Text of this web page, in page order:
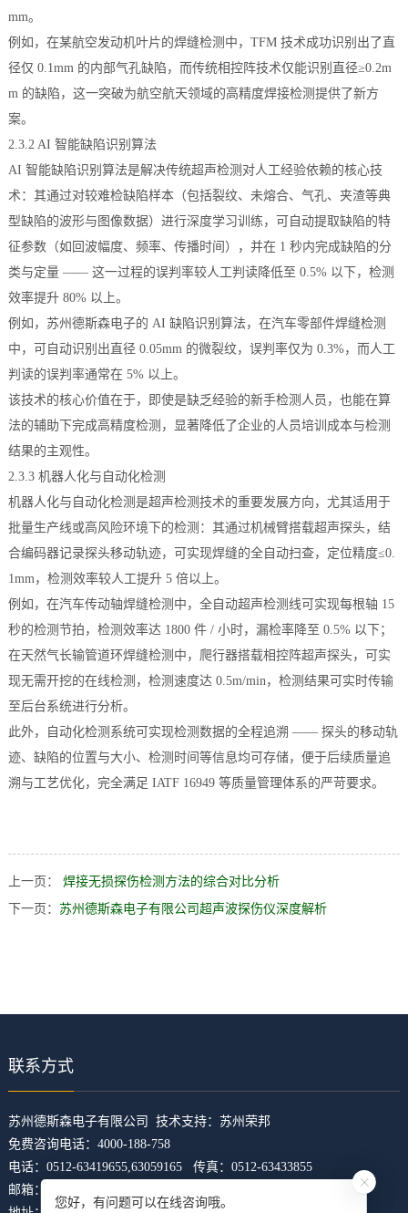
mm。
例如，在某航空发动机叶片的焊缝检测中，TFM 技术成功识别出了直
径仅 0.1mm 的内部气孔缺陷，而传统相控阵技术仅能识别直径≥0.2m
m 的缺陷，这一突破为航空航天领域的高精度焊接检测提供了新方
案。
2.3.2 AI 智能缺陷识别算法
AI 智能缺陷识别算法是解决传统超声检测对人工经验依赖的核心技
术：其通过对较难检缺陷样本（包括裂纹、未熔合、气孔、夹渣等典
型缺陷的波形与图像数据）进行深度学习训练，可自动提取缺陷的特
征参数（如回波幅度、频率、传播时间），并在 1 秒内完成缺陷的分
类与定量 —— 这一过程的误判率较人工判读降低至 0.5% 以下，检测
效率提升 80% 以上。
例如，苏州德斯森电子的 AI 缺陷识别算法，在汽车零部件焊缝检测
中，可自动识别出直径 0.05mm 的微裂纹，误判率仅为 0.3%，而人工
判读的误判率通常在 5% 以上。
该技术的核心价值在于，即使是缺乏经验的新手检测人员，也能在算
法的辅助下完成高精度检测，显著降低了企业的人员培训成本与检测
结果的主观性。
2.3.3 机器人化与自动化检测
机器人化与自动化检测是超声检测技术的重要发展方向，尤其适用于
批量生产线或高风险环境下的检测：其通过机械臂搭载超声探头，结
合编码器记录探头移动轨迹，可实现焊缝的全自动扫查，定位精度≤0.
1mm，检测效率较人工提升 5 倍以上。
例如，在汽车传动轴焊缝检测中，全自动超声检测线可实现每根轴 15
秒的检测节拍，检测效率达 1800 件 / 小时，漏检率降至 0.5% 以下；
在天然气长输管道环焊缝检测中，爬行器搭载相控阵超声探头，可实
现无需开挖的在线检测，检测速度达 0.5m/min，检测结果可实时传输
至后台系统进行分析。
此外，自动化检测系统可实现检测数据的全程追溯 —— 探头的移动轨
迹、缺陷的位置与大小、检测时间等信息均可存储，便于后续质量追
溯与工艺优化，完全满足 IATF 16949 等质量管理体系的严苛要求。
上一页：
焊接无损探伤检测方法的综合对比分析
下一页： 苏州德斯森电子有限公司超声波探伤仪深度解析
联系方式
​苏州德斯森电子有限公司 技术支持： 苏州荣邦
免费咨询电话：4000-188-758
电话：0512-63419655,63059165 传真：0512-63433855
邮箱：z5421473@126.com
您好，有问题可以在线咨询哦。